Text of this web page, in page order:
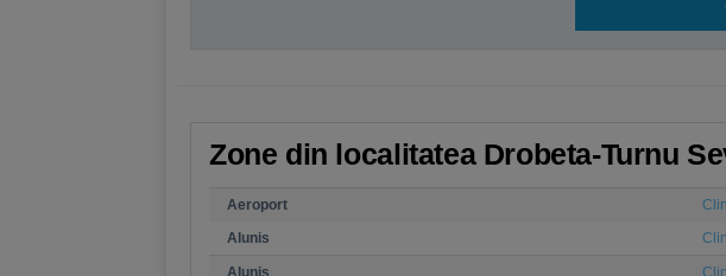
Zone din localitatea Drobeta-Turnu
Aeroport
Alunis
Alunis